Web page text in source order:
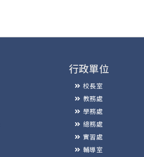
行政單位
校長室
教務處
學務處
總務處
實習處
輔導室